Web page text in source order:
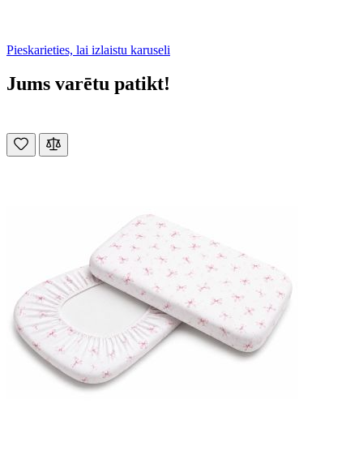
Pieskarieties, lai izlaistu karuseli
Jums varētu patikt!